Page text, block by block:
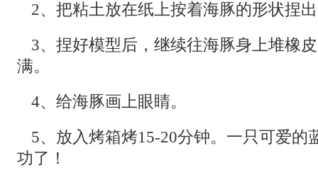
2、把粘土放在纸上按着海豚的形状捏
3、捏好模型后，继续往海豚身上堆橡
满。
4、给海豚画上眼睛。
5、放入烤箱烤15-20分钟。一只可爱的
功了！